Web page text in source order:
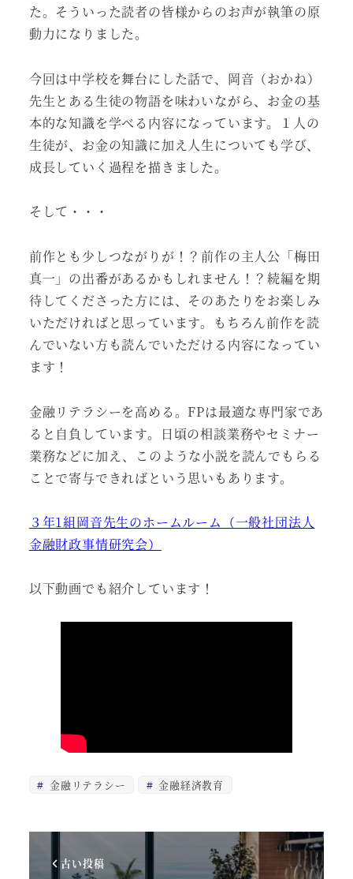
た。そういった読者の皆様からのお声が執筆の原
動力になりました。
今回は中学校を舞台にした話で、岡音（おかね）
先生とある生徒の物語を味わいながら、お金の基
本的な知識を学べる内容になっています。１人の
生徒が、お金の知識に加え人生についても学び、
成長していく過程を描きました。
そして・・・
前作とも少しつながりが！？前作の主人公「梅田
真一」の出番があるかもしれません！？続編を期
待してくださった方には、そのあたりをお楽しみ
いただければと思っています。もちろん前作を読
んでいない方も読んでいただける内容になってい
ます！
金融リテラシーを高める。FPは最適な専門家であ
ると自負しています。日頃の相談業務やセミナー
業務などに加え、このような小説を読んでもらる
ことで寄与できればという思いもあります。
３年1組岡音先生のホームルーム（一般社団法人
金融財政事情研究会）
以下動画でも紹介しています！
金融リテラシー 金融経済教育
古い投稿